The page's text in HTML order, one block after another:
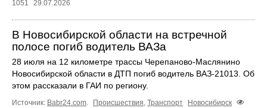
1051
29.07.2026
В Новосибирской области на встречной
полосе погиб водитель ВАЗа
28 июля на 12 километре трассы Черепаново-Маслянино
Новосибирской области в ДТП погиб водитель ВАЗ-21013. Об
этом рассказали в ГАИ по региону.
Источник: Babr24.com. Происшествия, Транспорт
Новосибирск